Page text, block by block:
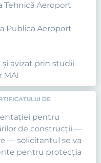
Tehnică Aeroport
Publică Aeroport
avizat prin studii
MAI
DE
pentru
de construcţii —
— solicitantul se va
pentru protecţia